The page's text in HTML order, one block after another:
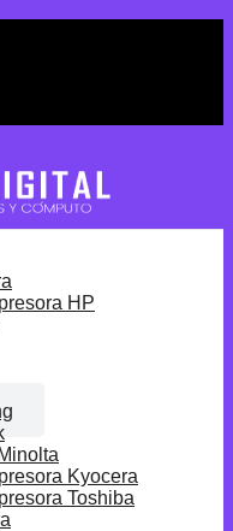
HP
Kyocera
Toshiba